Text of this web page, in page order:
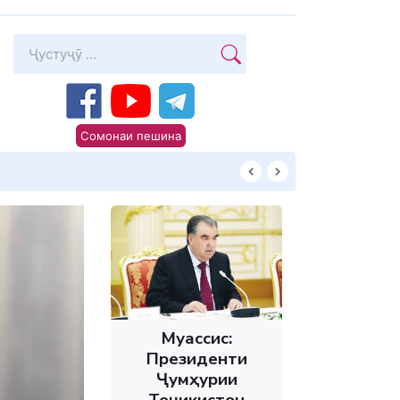
Сомонаи пешина
Муассис:
Президенти
Ҷумҳурии